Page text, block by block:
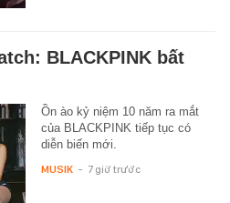
BLACKPINK bất
Ồn ào kỷ niệm 10 năm ra mắt
của BLACKPINK tiếp tục có
diễn biến mới.
MUSIK - 7 giờ trước